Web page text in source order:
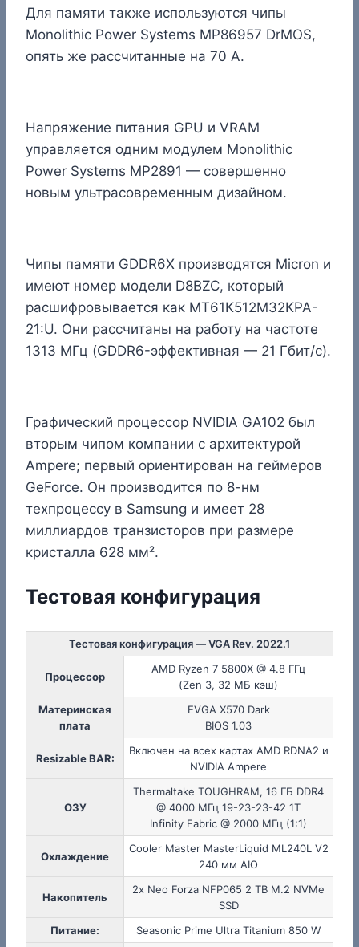
Для памяти также используются чипы
Monolithic Power Systems MP86957 DrMOS,
опять же рассчитанные на 70 А.
Напряжение питания GPU и VRAM
управляется одним модулем Monolithic
Power Systems MP2891 — совершенно
новым ультрасовременным дизайном.
Чипы памяти GDDR6X производятся Micron и
имеют номер модели D8BZC, который
расшифровывается как MT61K512M32KPA-
21:U. Они рассчитаны на работу на частоте
1313 МГц (GDDR6-эффективная — 21 Гбит/с).
Графический процессор NVIDIA GA102 был
вторым чипом компании с архитектурой
Ampere; первый ориентирован на геймеров
GeForce. Он производится по 8-нм
техпроцессу в Samsung и имеет 28
миллиардов транзисторов при размере
кристалла 628 мм².
Тестовая конфигурация
Тестовая конфигурация — VGA Rev. 2022.1
Процессор
AMD Ryzen 7 5800X @ 4.8 ГГц
(Zen 3, 32 МБ кэш)
Материнская
плата
EVGA X570 Dark
BIOS 1.03
Resizable BAR:
Включен на всех картах AMD RDNA2 и
NVIDIA Ampere
ОЗУ
Thermaltake TOUGHRAM, 16 ГБ DDR4
@ 4000 МГц 19-23-23-42 1T
Infinity Fabric @ 2000 МГц (1:1)
Охлаждение
Cooler Master MasterLiquid ML240L V2
240 мм AIO
Накопитель
2x Neo Forza NFP065 2 TB M.2 NVMe
SSD
Питание:
Seasonic Prime Ultra Titanium 850 W